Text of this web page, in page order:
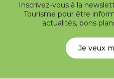
Inscrivez-vous à la
Tourisme pour être
actualités, bons
Je veux